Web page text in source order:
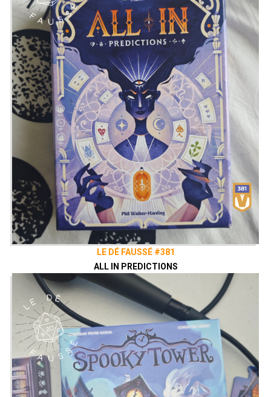
LE DÉ FAUSSÉ #381
ALL IN PREDICTIONS